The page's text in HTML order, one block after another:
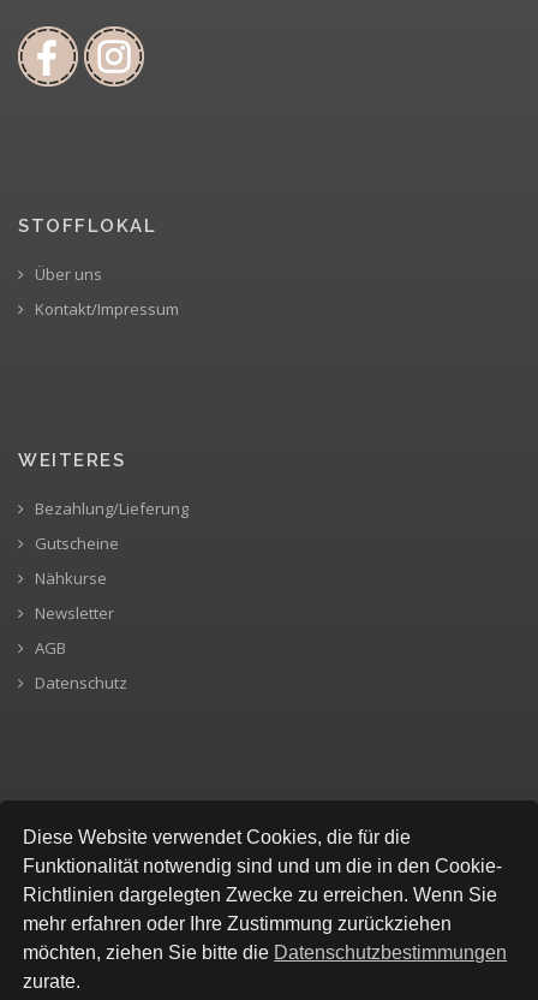
Diese Website verwendet Cookies, die für die
Funktionalität notwendig sind und um die in den Cookie-
Richtlinien dargelegten Zwecke zu erreichen. Wenn Sie
mehr erfahren oder Ihre Zustimmung zurückziehen
möchten, ziehen Sie bitte die Datenschutzbestimmungen
zurate.
STOFFLOKAL
Über uns
Kontakt/Impressum
WEITERES
Bezahlung/Lieferung
Gutscheine
Nähkurse
Newsletter
AGB
Datenschutz
SICHERE BEZAHLUNG